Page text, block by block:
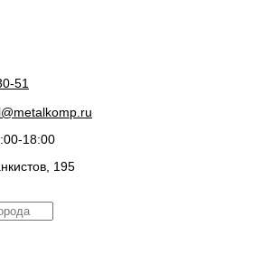
51
18:00
195